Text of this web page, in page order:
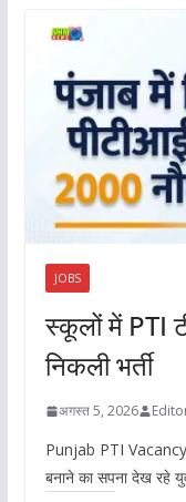
JOBS
स्कूलों में PTI
निकली भर्ती
अगस्त 5, 2026
Punjab PTI Vacancy
बनाने का सपना देख रहे